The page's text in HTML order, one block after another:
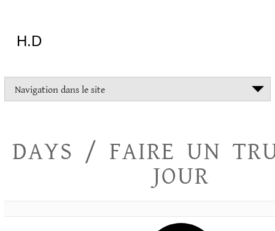
H.D
tout
essayer
Navigation dans le site
DAYS / FAIRE UN
JOUR